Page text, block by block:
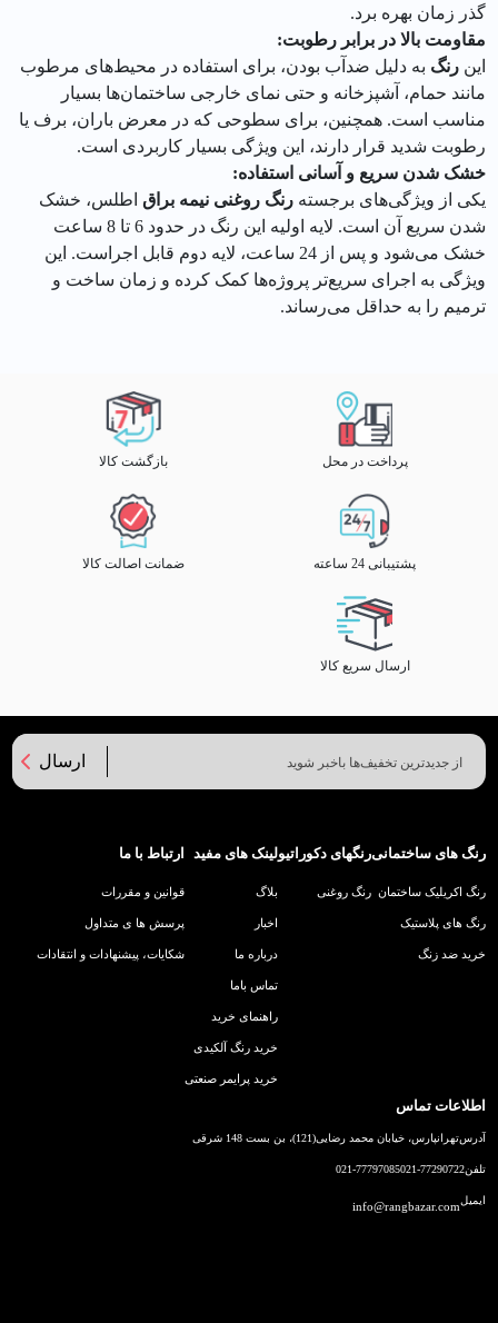
گذر زمان بهره برد.
مقاومت بالا در برابر رطوبت:
اینرنگ به دلیل ضدآب بودن، برای استفاده در محیط‌های مرطوب
مانند حمام، آشپزخانه و حتی نمای خارجی ساختمان‌ها بسیار
مناسب است. همچنین، برای سطوحی که در معرض باران، برف یا
رطوبت شدید قرار دارند، این ویژگی بسیار کاربردی است.
خشک شدن سریع و آسانی استفاده:
یکی از ویژگی‌های برجسته رنگ روغنی نیمه براق اطلس، خشک
شدن سریع آن است. لایه اولیه این رنگ در حدود 6 تا 8 ساعت
خشک می‌شود و پس از 24 ساعت، لایه دوم قابل اجراست. این
ویژگی به اجرای سریع‌تر پروژه‌ها کمک کرده و زمان ساخت و
ترمیم را به حداقل می‌رساند.
پرداخت در محل بازگشت کالا
پشتیبانی 24 ساعته ضمانت اصالت کالا
ارسال سریع کالا
ارسال
رنگ های ساختمانی
رنگ اکریلیک ساختمان
رنگ های پلاستیک
خرید ضد زنگ
رنگهای دکوراتیو
رنگ روغنی
لینک های مفید
بلاگ
اخبار
درباره ما
تماس باما
راهنمای خرید
خرید رنگ آلکیدی
خرید پرایمر صنعتی
ارتباط با ما
قوانین و مقررات
پرسش ها ی متداول
شکایات، پیشنهادات و انتقادات
اطلاعات تماس
آدرستهرانپارس، خیابان محمد رضایی(121)، بن بست 148 شرقی
تلفن021-77290722
021-77797085
ایمیلinfo@rangbazar.com